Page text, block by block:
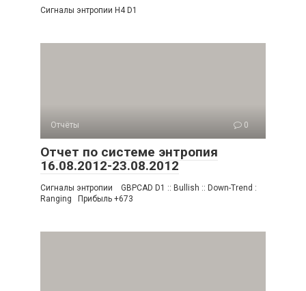
Сигналы энтропии H4 D1
Отчёты 0
Отчет по системе энтропия
16.08.2012-23.08.2012
Сигналы энтропии GBPCAD D1 :: Bullish :: Down-Trend :
Ranging Прибыль +673